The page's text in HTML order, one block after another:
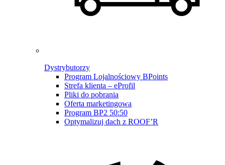
Dystrybutorzy
Program Lojalnościowy BPoints
Strefa klienta – eProfil
Pliki do pobrania
Oferta marketingowa
Program BP2 50:50
Optymalizuj dach z ROOF’R